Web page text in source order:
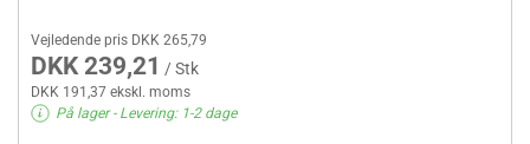
Vejledende pris DKK 265,79
DKK 239,21 / Stk
DKK 191,37 ekskl. moms
På lager- Levering: 1-2 dage